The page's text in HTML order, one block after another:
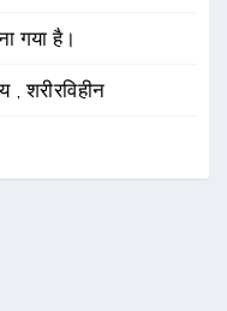
गया है।
,शरीरविहीन